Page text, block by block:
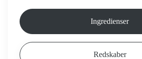
Ingredienser
Redskaber